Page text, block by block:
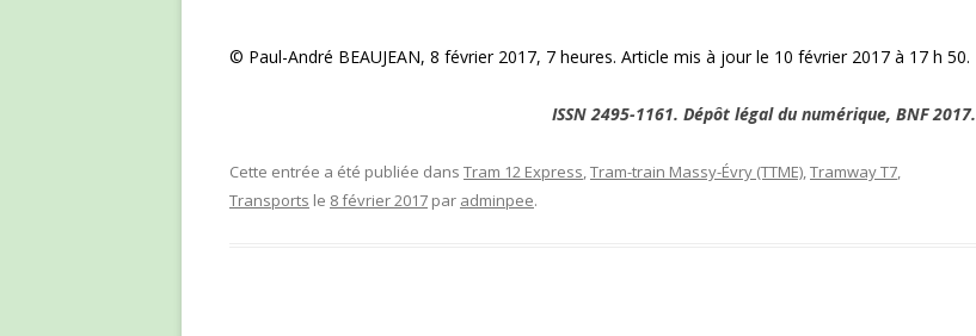
© Paul-André BEAUJEAN, 8 février 2017, 7 heures. Article mis à jour le 10 février 2017 à 17 h 50.
ISSN 2495-1161. Dépôt légal du numérique, BNF 2017.
Cette entrée a été publiée dans Tram 12 Express,Tram-train Massy-Évry (TTME),Tramway T7,
Transports le 8 février 2017 par adminpee.